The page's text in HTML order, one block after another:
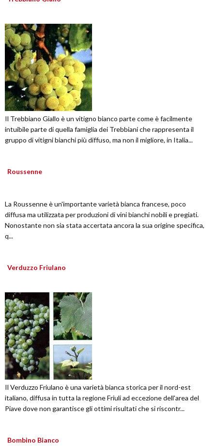
Il Trebbiano Giallo è un vitigno bianco parte come è facilmente
intuibile parte di quella famiglia dei Trebbiani che rappresenta il
gruppo di vitigni bianchi più diffuso, ma non il migliore, in Italia...
Roussenne
La Roussenne è un'importante varietà bianca francese, poco
diffusa ma utilizzata per produzioni di vini bianchi nobili e pregiati.
Nonostante non sia stata accertata ancora la sua origine specifica,
q...
Verduzzo Friulano
Il Verduzzo Friulano è una varietà bianca storica per il nord-est
italiano, diffusa in tutta la regione Friuli ad eccezione dell'area del
Piave dove non garantisce gli ottimi risultati che si riscontr...
Bombino Bianco